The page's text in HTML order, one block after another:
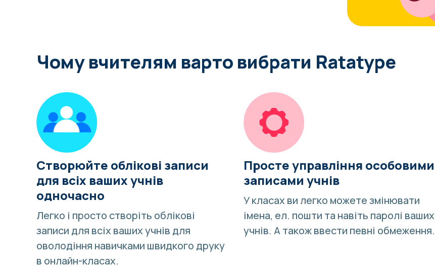
Чому вчителям варто вибрати Ratatype
Створюйте облікові записи
для всіх ваших учнів
одночасно
Легко і просто створіть облікові
записи для всіх ваших учнів для
оволодіння навичками швидкого друку
в онлайн-класах.
Просте управління особовими
записами учнів
У класах ви легко можете змінювати
імена, ел. пошти та навіть паролі ваших
учнів. А також ввести певні обмеження.